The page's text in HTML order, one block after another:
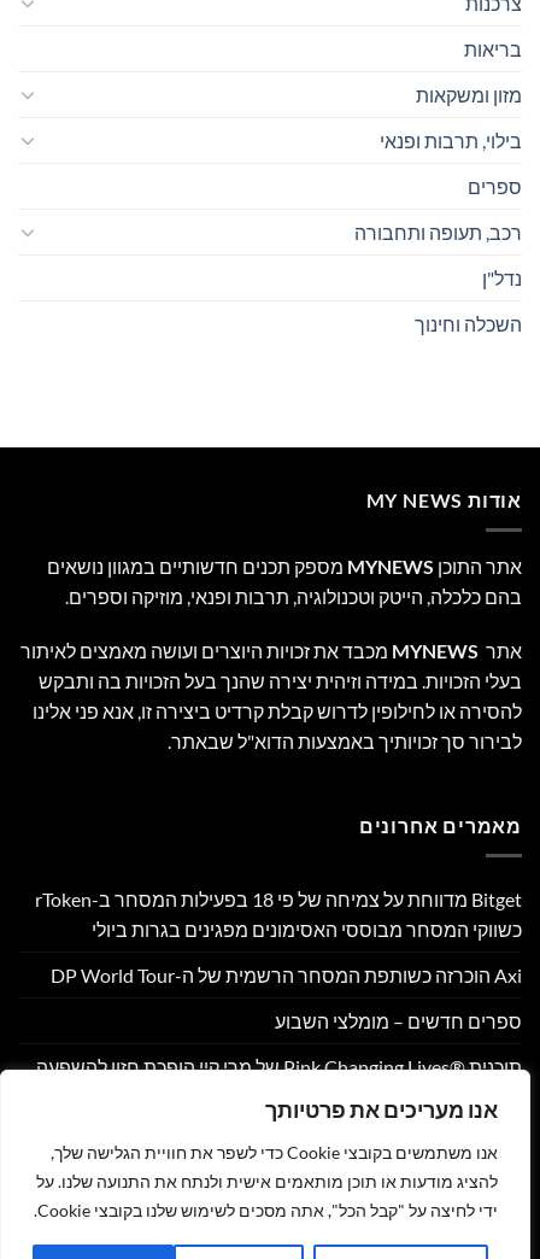
אנו מעריכים את פרטיותך
אנו משתמשים בקובצי Cookie כדי לשפר את חוויית הגלישה שלך,
להציג מודעות או תוכן מותאמים אישית ולנתח את התנועה שלנו. על
ידי לחיצה על "קבל הכל", אתה מסכים לשימוש שלנו בקובצי Cookie.
בריאות
מזון ומשקאות
בילוי, תרבות ופנאי
ספרים
רכב, תעופה ותחבורה
נדל"ן
השכלה וחינוך
אודות MY NEWS
אתר התוכן MYNEWS מספק תכנים חדשותיים במגוון נושאים
בהם כלכלה, הייטק וטכנולוגיה, תרבות ופנאי, מוזיקה וספרים.
אתר MYNEWS מכבד את זכויות היוצרים ועושה מאמצים לאיתור
בעלי הזכויות. במידה וזיהית יצירה שהנך בעל הזכויות בה ותבקש
להסירה או לחילופין לדרוש קבלת קרדיט ביצירה זו, אנא פני אלינו
לבירור סך זכויותיך באמצעות הדוא"ל שבאתר.
מאמרים אחרונים
Bitget מדווחת על צמיחה של פי 18 בפעילות המסחר ב-rToken
כשווקי המסחר מבוססי האסימונים מפגינים בגרות ביולי
Axi הוכרזה כשותפת המסחר הרשמית של ה-DP World Tour
ספרים חדשים – מומלצי השבוע
תוכנית Pink Changing Lives®‎ של מרי קיי הופכת חזון להשפעה
OpenFX רוכשת את Global Ledger כדי להשיק חשבונות
רב-מטבעיים עבור חברות פינטק